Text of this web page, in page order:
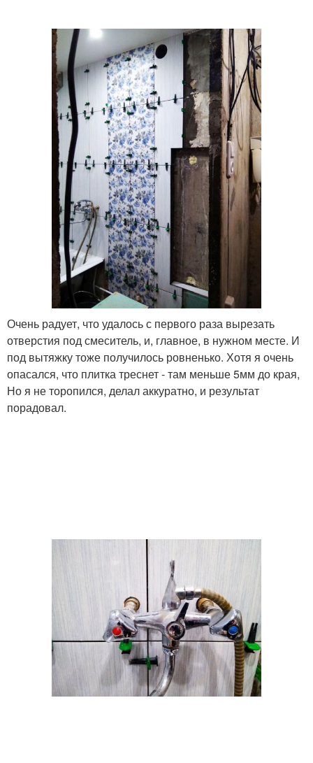
Очень радует, что удалось с первого раза вырезать
отверстия под смеситель, и, главное, в нужном месте. И
под вытяжку тоже получилось ровненько. Хотя я очень
опасался, что плитка треснет - там меньше 5мм до края,
Но я не торопился, делал аккуратно, и результат
порадовал.